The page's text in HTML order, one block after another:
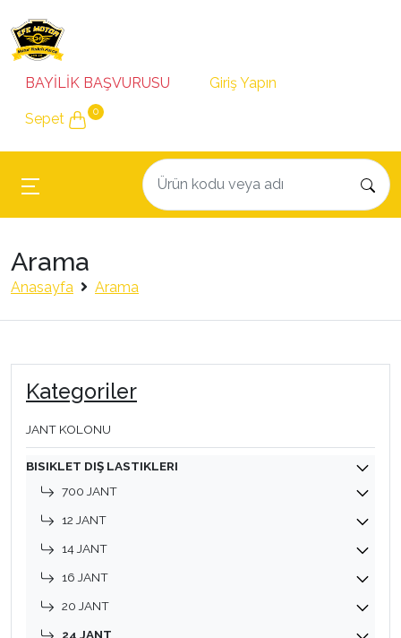
BAYİLİK BAŞVURUSU Giriş Yapın
Sepet 0
Arama
Anasayfa Arama
Kategoriler
JANT KOLONU
BISIKLET DIŞ LASTIKLERI
700 JANT
12 JANT
14 JANT
16 JANT
20 JANT
24 JANT